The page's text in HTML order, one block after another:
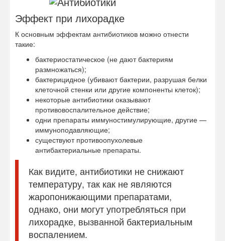
Эффект при лихорадке
К основным эффектам антибиотиков можно отнести
такие:
бактериостатическое (не дают бактериям
размножаться);
бактерицидное (убивают бактерии, разрушая белки
клеточной стенки или другие компоненты клеток);
некоторые антибиотики оказывают
противовоспалительное действие;
одни препараты иммуностимулирующие, другие —
иммуноподавляющие;
существуют противоопухолевые
антибактериальные препараты.
Как видите, антибиотики не снижают
температуру, так как не являются
жаропонижающими препаратами,
однако, они могут употребляться при
лихорадке, вызванной бактериальным
воспалением.